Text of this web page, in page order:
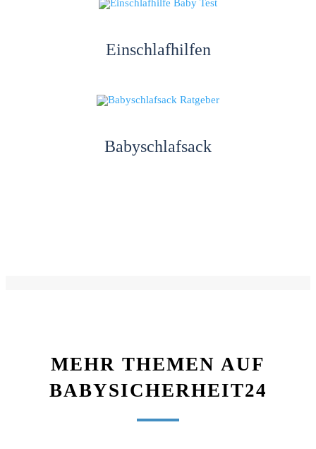
Einschlafhilfen
Babyschlafsack
MEHR THEMEN AUF
BABYSICHERHEIT24